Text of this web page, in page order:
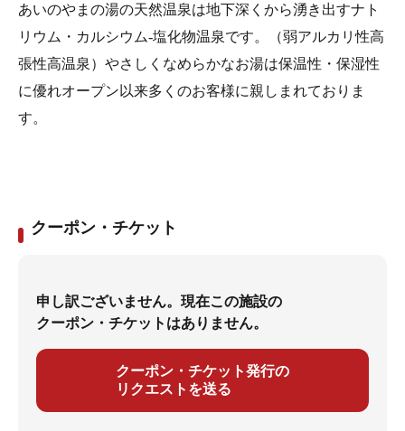
あいのやまの湯の天然温泉は地下深くから湧き出すナト
リウム・カルシウム-塩化物温泉です。（弱アルカリ性高
張性高温泉）やさしくなめらかなお湯は保温性・保湿性
に優れオープン以来多くのお客様に親しまれておりま
す。
クーポン・チケット
申し訳ございません。現在この施設の
クーポン・チケットはありません。
クーポン・チケット発行の
リクエストを送る